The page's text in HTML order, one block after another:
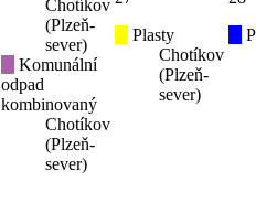
Chotíkov
(Plzeň-
sever)
Komunální
odpad
kombinovaný
Chotíkov
(Plzeň-
sever)
Plasty
Chotíkov
(Plzeň-
sever)